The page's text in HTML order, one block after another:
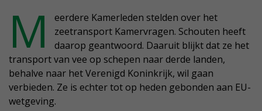
M
eerdere Kamerleden stelden over het
zeetransport Kamervragen. Schouten heeft
daarop geantwoord. Daaruit blijkt dat ze het
transport van vee op schepen naar derde landen,
behalve naar het Verenigd Koninkrijk, wil gaan
verbieden. Ze is echter tot op heden gebonden aan EU-
wetgeving.